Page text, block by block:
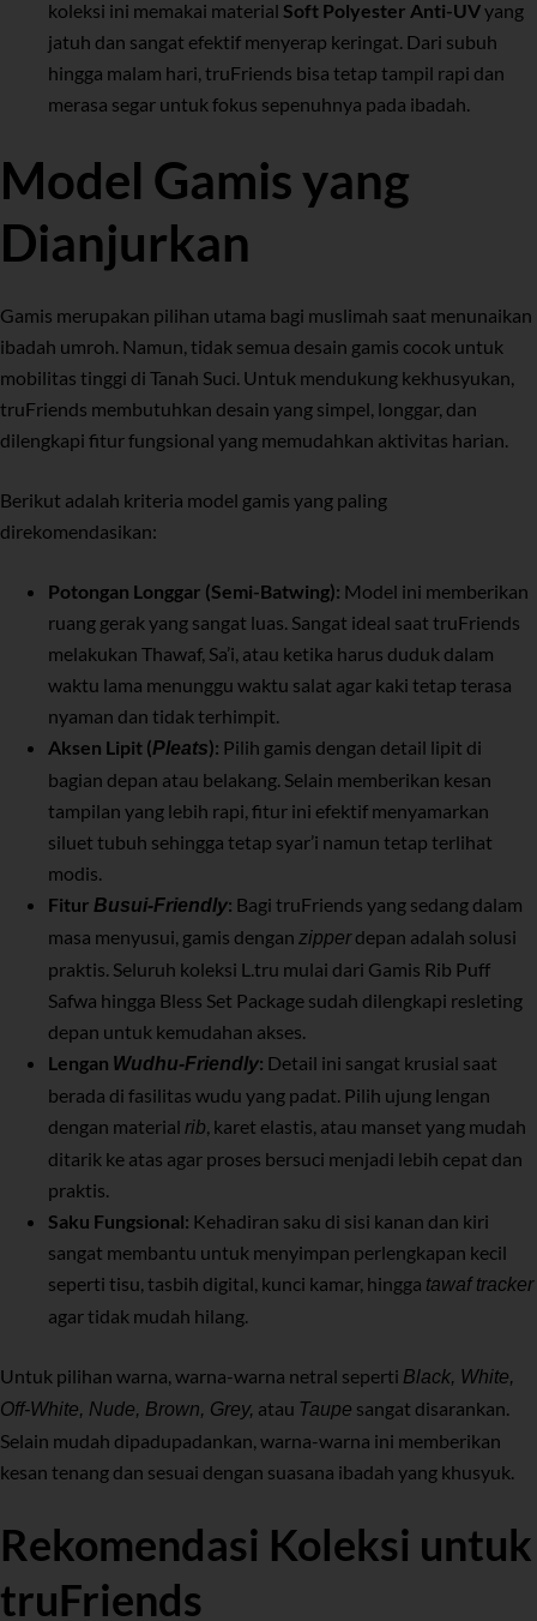
koleksi ini memakai material Soft Polyester Anti-UVyang
jatuh dan sangat efektif menyerap keringat. Dari subuh
hingga malam hari, truFriends bisa tetap tampil rapi dan
merasa segar untuk fokus sepenuhnya pada ibadah.
Model Gamis yang
Dianjurkan
Gamis merupakan pilihan utama bagi muslimah saat menunaikan
ibadah umroh. Namun, tidak semua desain gamis cocok untuk
mobilitas tinggi di Tanah Suci. Untuk mendukung kekhusyukan,
truFriends membutuhkan desain yang simpel, longgar, dan
dilengkapi fitur fungsional yang memudahkan aktivitas harian.
Berikut adalah kriteria model gamis yang paling
direkomendasikan:
Potongan Longgar (Semi-Batwing): Model ini memberikan
ruang gerak yang sangat luas. Sangat ideal saat truFriends
melakukan Thawaf, Sa’i, atau ketika harus duduk dalam
waktu lama menunggu waktu salat agar kaki tetap terasa
nyaman dan tidak terhimpit.
Aksen Lipit (Pleats): Pilih gamis dengan detail lipit di
bagian depan atau belakang. Selain memberikan kesan
tampilan yang lebih rapi, fitur ini efektif menyamarkan
siluet tubuh sehingga tetap syar’i namun tetap terlihat
modis.
Fitur Busui-Friendly: Bagi truFriends yang sedang dalam
masa menyusui, gamis dengan zipperdepan adalah solusi
praktis. Seluruh koleksi L.tru mulai dari Gamis Rib Puff
Safwa hingga Bless Set Package sudah dilengkapi resleting
depan untuk kemudahan akses.
Lengan Wudhu-Friendly: Detail ini sangat krusial saat
berada di fasilitas wudu yang padat. Pilih ujung lengan
dengan material rib, karet elastis, atau manset yang mudah
ditarik ke atas agar proses bersuci menjadi lebih cepat dan
praktis.
Saku Fungsional: Kehadiran saku di sisi kanan dan kiri
sangat membantu untuk menyimpan perlengkapan kecil
seperti tisu, tasbih digital, kunci kamar, hingga tawaf tracker
agar tidak mudah hilang.
Untuk pilihan warna, warna-warna netral seperti Black, White,
Off-White, Nude, Brown, Grey, atau Taupe sangat disarankan.
Selain mudah dipadupadankan, warna-warna ini memberikan
kesan tenang dan sesuai dengan suasana ibadah yang khusyuk.
Rekomendasi Koleksi untuk
truFriends